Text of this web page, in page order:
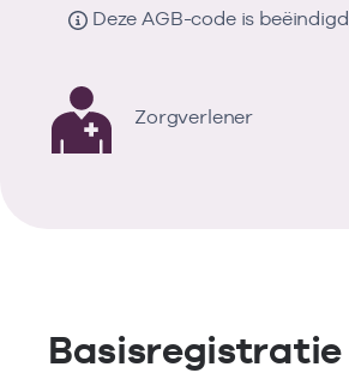
Deze AGB-code is beëindigd
Zorgverlener
Basisregistratie